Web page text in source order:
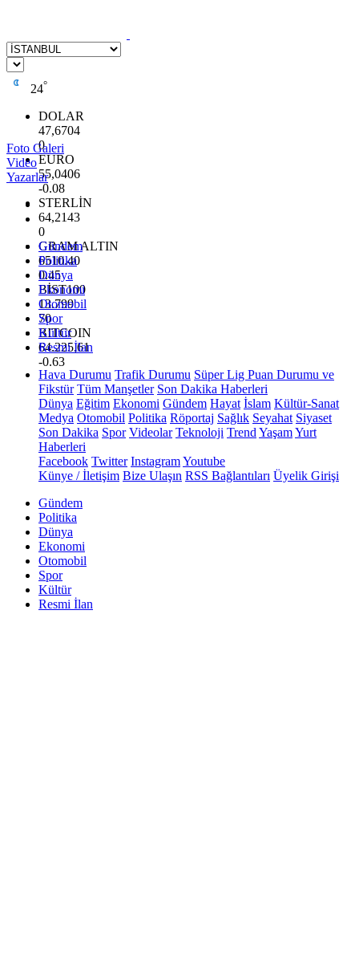
24°
DOLAR
47,6704
0
EURO
55,0406
-0.08
STERLİN
64,2143
0
GRAM ALTIN
6510.40
0.45
BİST100
13.799
70
BITCOIN
64.225,61
-0.63
Foto Galeri
Video
Yazarlar
Gündem
Politika
Dünya
Ekonomi
Otomobil
Spor
Kültür
Resmi İlan
Hava Durumu Trafik Durumu Süper Lig Puan Durumu ve
Fikstür Tüm Manşetler Son Dakika Haberleri
Dünya Eğitim Ekonomi Gündem Hayat İslam Kültür-Sanat
Medya Otomobil Politika Röportaj Sağlık Seyahat Siyaset
Son Dakika Spor Videolar Teknoloji Trend YaşamYurt
Haberleri
Facebook Twitter InstagramYoutube
Künye / İletişim Bize Ulaşın RSS Bağlantıları Üyelik Girişi
Gündem
Politika
Dünya
Ekonomi
Otomobil
Spor
Kültür
Resmi İlan